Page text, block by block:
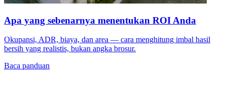
Apa yang sebenarnya menentukan ROI Anda
Okupansi, ADR, biaya, dan area — cara menghitung imbal hasil
bersih yang realistis, bukan angka brosur.
Baca panduan